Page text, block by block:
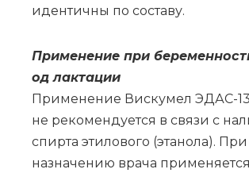
иден­тич­ны по со­ста­ву.
При­ме­не­ние при
од лак­та­ции
При­ме­не­ние Вис­ку­мел ЭДАС-
не ре­ко­мен­ду­ет­ся в свя­зи с
спир­та эти­ло­во­го (эта­но­ла).
назна­че­нию вра­ча